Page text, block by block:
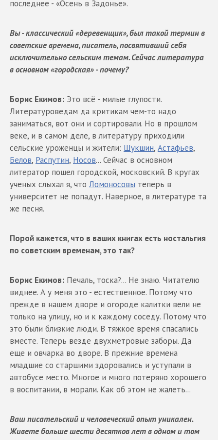
последнее - «Осень в Задонье».
Вы - классический «деревенщик», был такой термин в
советские времена, писатель, посвятивший себя
исключительно сельским темам. Сейчас литература
в основном «городская» - почему?
Борис Екимов: Это всё - милые глупости.
Литературоведам да критикам чем-то надо
заниматься, вот они и сортировали. Но в прошлом
веке, и в самом деле, в литературу приходили
сельские уроженцы и жители: Шукшин, Астафьев,
Белов, Распутин, Носов... Сейчас в основном
литератор пошел городской, московский. В кругах
ученых слыхал я, что Ломоносовы теперь в
университет не попадут. Наверное, в литературе та
же песня.
Порой кажется, что в ваших книгах есть ностальгия
по советским временам, это так?
Борис Екимов: Печаль, тоска?... Не знаю. Читателю
виднее. А у меня это - естественное. Потому что
прежде в нашем дворе и огороде калитки вели не
только на улицу, но и к каждому соседу. Потому что
это были близкие люди. В тяжкое время спасались
вместе. Теперь везде двухметровые заборы. Да
еще и овчарка во дворе. В прежние времена
младшие со старшими здоровались и уступали в
автобусе место. Многое и много потеряно хорошего
в воспитании, в морали. Как об этом не жалеть...
Ваш писательский и человеческий опыт уникален.
Живете больше шести десятков лет в одном и том